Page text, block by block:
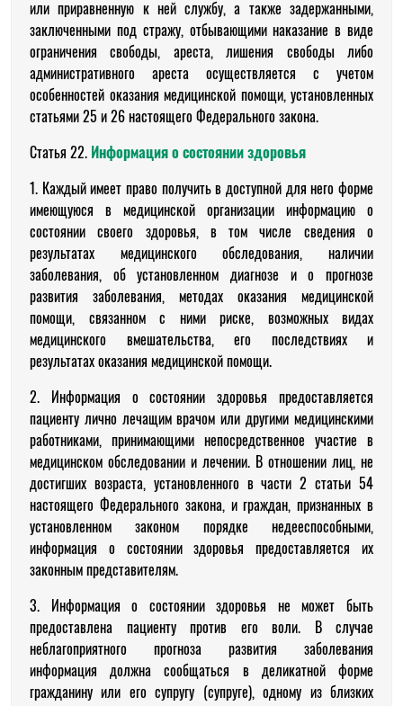
или приравненную к ней службу, а также задержанными,
заключенными под стражу, отбывающими наказание в виде
ограничения свободы, ареста, лишения свободы либо
административного ареста осуществляется с учетом
особенностей оказания медицинской помощи, установленных
статьями 25 и 26 настоящего Федерального закона.
Статья 22. Информация о состоянии здоровья
1. Каждый имеет право получить в доступной для него форме
имеющуюся в медицинской организации информацию о
состоянии своего здоровья, в том числе сведения о
результатах медицинского обследования, наличии
заболевания, об установленном диагнозе и о прогнозе
развития заболевания, методах оказания медицинской
помощи, связанном с ними риске, возможных видах
медицинского вмешательства, его последствиях и
результатах оказания медицинской помощи.
2. Информация о состоянии здоровья предоставляется
пациенту лично лечащим врачом или другими медицинскими
работниками, принимающими непосредственное участие в
медицинском обследовании и лечении. В отношении лиц, не
достигших возраста, установленного в части 2 статьи 54
настоящего Федерального закона, и граждан, признанных в
установленном законом порядке недееспособными,
информация о состоянии здоровья предоставляется их
законным представителям.
3. Информация о состоянии здоровья не может быть
предоставлена пациенту против его воли. В случае
неблагоприятного прогноза развития заболевания
информация должна сообщаться в деликатной форме
гражданину или его супругу (супруге), одному из близких